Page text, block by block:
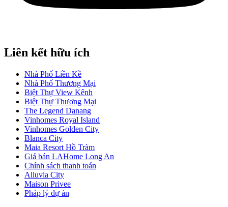
Liên kết hữu ích
Nhà Phố Liền Kề
Nhà Phố Thương Mại
Biệt Thự View Kênh
Biệt Thự Thương Mại
The Legend Danang
Vinhomes Royal Island
Vinhomes Golden City
Blanca City
Maia Resort Hồ Tràm
Giá bán LAHome Long An
Chính sách thanh toán
Alluvia City
Maison Privee
Pháp lý dự án